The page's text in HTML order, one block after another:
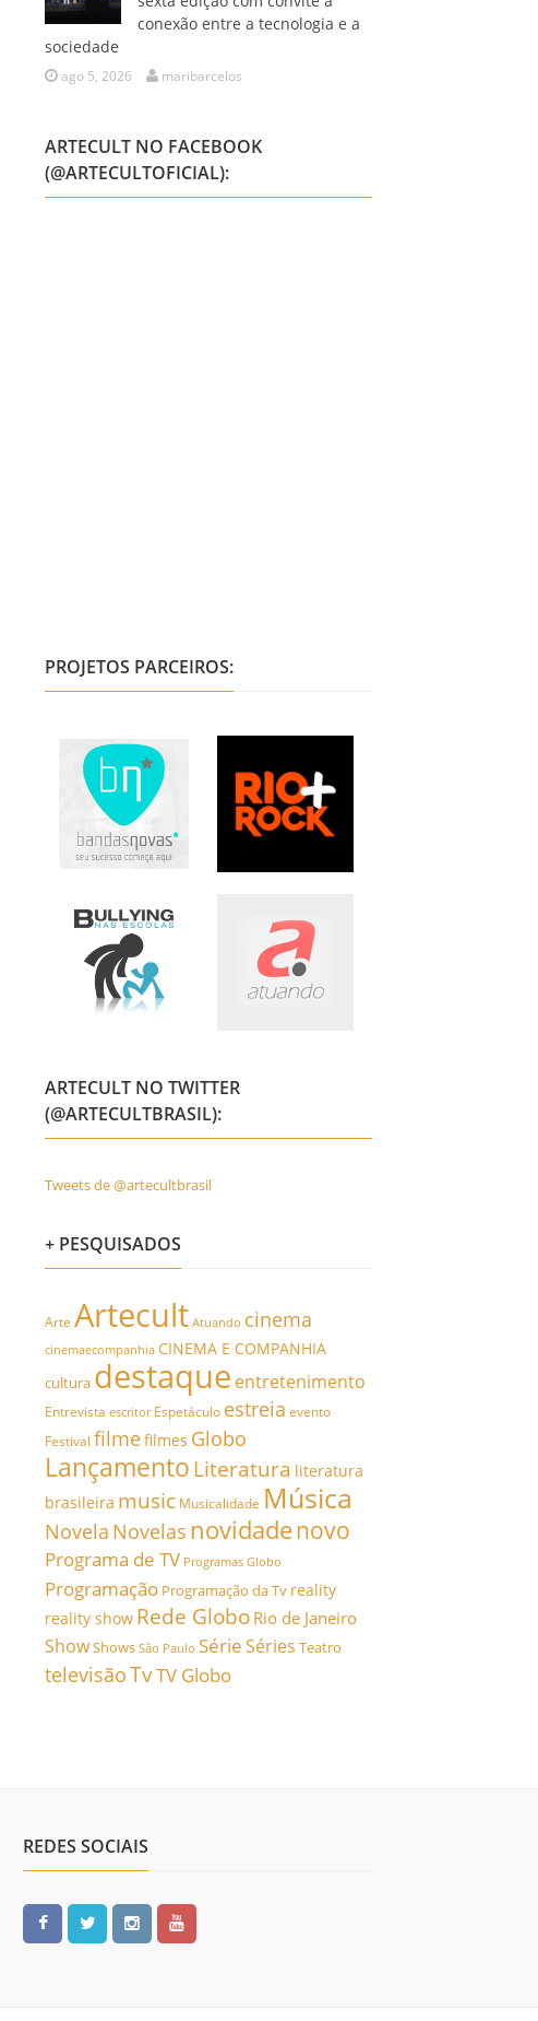
conexão entre a tecnologia e a
sociedade
ago 5, 2026 maribarcelos
ARTECULT NO FACEBOOK
(@ARTECULTOFICIAL):
PROJETOS PARCEIROS:
ARTECULT NO TWITTER
(@ARTECULTBRASIL):
Tweets de @artecultbrasil
+ PESQUISADOS
Arte Artecult Atuando cinema
cinemaecompanhia CINEMA E COMPANHIA
cultura destaque entretenimento
Entrevista escritor Espetáculo estreia evento
Festival filmefilmes Globo
Lançamento Literatura literatura
brasileira music Musicalidade Música
Novela Novelas novidadenovo
Programa de TV Programas Globo
Programação Programação da Tv reality
reality show Rede Globo Rio de Janeiro
ShowShows São Paulo SérieSéries Teatro
televisãoTvTV Globo
REDES SOCIAIS